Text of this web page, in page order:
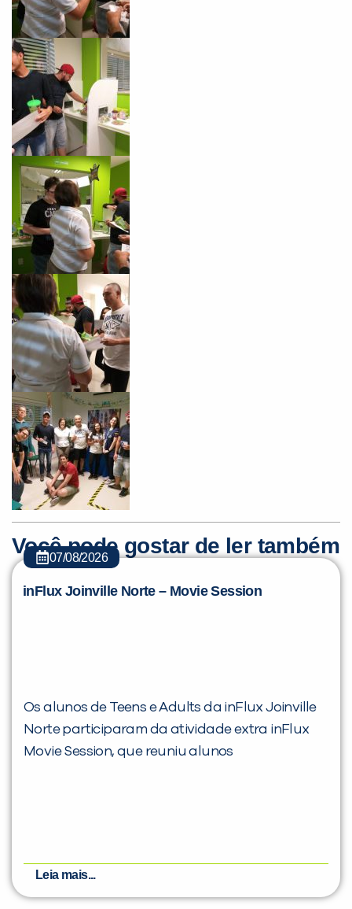
Você pode gostar de ler também
07/08/2026
inFlux Joinville Norte – Movie Session
Os alunos de Teens e Adults da inFlux Joinville
Norte participaram da atividade extra inFlux
Movie Session, que reuniu alunos
Leia mais...